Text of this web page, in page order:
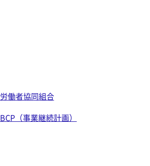
労働者協同組合
BCP（事業継続計画）